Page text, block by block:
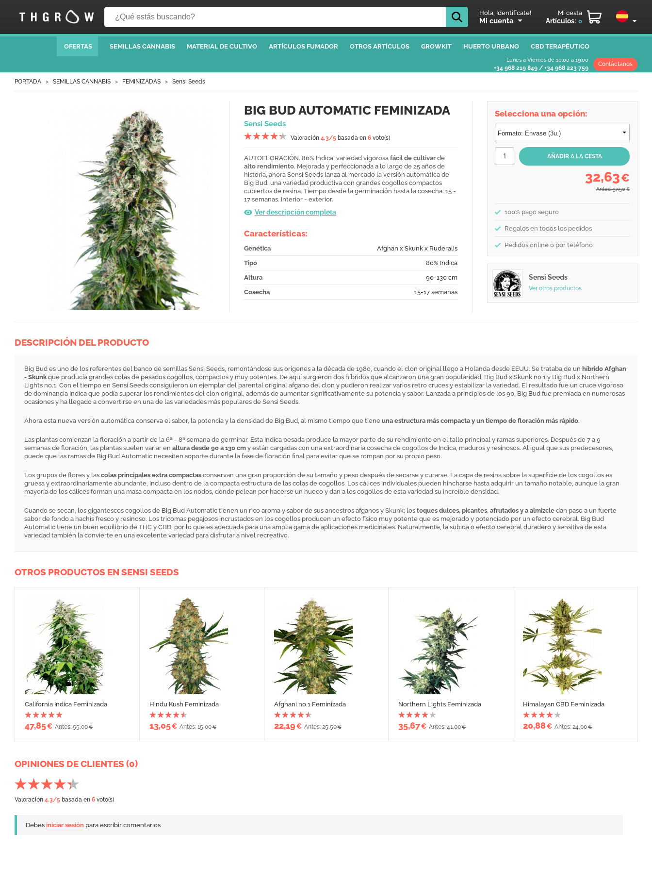
Hola, Identifícate!
Mi cuenta
Mi cesta
Artículos: 0
OFERTAS SEMILLAS CANNABIS MATERIAL DE CULTIVO ARTÍCULOS FUMADOR OTROS ARTÍCULOS GROWKIT HUERTO URBANO CBD TERAPÉUTICO
Lunes a Viernes de 10:00 a 19:00
+34 968 219 849 / +34 968 223 759
Contáctanos
PORTADA SEMILLAS CANNABIS FEMINIZADAS Sensi Seeds
BIG BUD AUTOMATIC FEMINIZADA
Sensi Seeds
Valoración 4.3/5 basada en 6 voto(s)
AUTOFLORACIÓN. 80% Indica, variedad vigorosa fácil de cultivar de
alto rendimiento. Mejorada y perfeccionada a lo largo de 25 años de
historia, ahora Sensi Seeds lanza al mercado la versión automática de
Big Bud, una variedad productiva con grandes cogollos compactos
cubiertos de resina. Tiempo desde la germinación hasta la cosecha: 15 -
17 semanas. Interior - exterior.
Ver descripción completa
Características:
Genética
Afghan x Skunk x Ruderalis
Tipo
80% Indica
Altura
90-130 cm
Cosecha
15-17 semanas
Selecciona una opción:
32,63€
Antes: 37,50 €
100% pago seguro
Regalos en todos los pedidos
Pedidos online o por teléfono
Sensi Seeds
Ver otros productos
DESCRIPCIÓN DEL PRODUCTO
Big Bud es uno de los referentes del banco de semillas Sensi Seeds, remontándose sus orígenes a la década de 1980, cuando el clon original llego a Holanda desde EEUU. Se trataba de un híbrido Afghan
- Skunk que producía grandes colas de pesados cogollos, compactos y muy potentes. De aquí surgieron dos híbridos que alcanzaron una gran popularidad, Big Bud x Skunk no.1 y Big Bud x Northern
Lights no.1. Con el tiempo en Sensi Seeds consiguieron un ejemplar del parental original afgano del clon y pudieron realizar varios retro cruces y estabilizar la variedad. El resultado fue un cruce vigoroso
de dominancia Indica que podía superar los rendimientos del clon original, además de aumentar significativamente su potencia y sabor. Lanzada a principios de los 90, Big Bud fue premiada en numerosas
ocasiones y ha llegado a convertirse en una de las variedades más populares de Sensi Seeds.
Ahora esta nueva versión automática conserva el sabor, la potencia y la densidad de Big Bud, al mismo tiempo que tiene una estructura más compacta y un tiempo de floración más rápido.
Las plantas comienzan la floración a partir de la 6ª - 8ª semana de germinar. Esta Indica pesada produce la mayor parte de su rendimiento en el tallo principal y ramas superiores. Después de 7 a 9
semanas de floración, las plantas suelen variar en altura desde 90 a 130 cm y están cargadas con una extraordinaria cosecha de cogollos de Indica, maduros y resinosos. Al igual que sus predecesores,
puede que las ramas de Big Bud Automatic necesiten soporte durante la fase de floración final para evitar que se rompan por su propio peso.
Los grupos de flores y las colas principales extra compactas conservan una gran proporción de su tamaño y peso después de secarse y curarse. La capa de resina sobre la superficie de los cogollos es
gruesa y extraordinariamente abundante, incluso dentro de la compacta estructura de las colas de cogollos. Los cálices individuales pueden hincharse hasta adquirir un tamaño notable, aunque la gran
mayoría de los cálices forman una masa compacta en los nodos, donde pelean por hacerse un hueco y dan a los cogollos de esta variedad su increíble densidad.
Cuando se secan, los gigantescos cogollos de Big Bud Automatic tienen un rico aroma y sabor de sus ancestros afganos y Skunk; los toques dulces, picantes, afrutados y a almizcle dan paso a un fuerte
sabor de fondo a hachís fresco y resinoso. Los tricomas pegajosos incrustados en los cogollos producen un efecto físico muy potente que es mejorado y potenciado por un efecto cerebral. Big Bud
Automatic tiene un buen equilibrio de THC y CBD, por lo que es adecuada para una amplia gama de aplicaciones medicinales. Naturalmente, la subida o efecto cerebral duradero y sensitiva de esta
variedad también la convierte en una excelente variedad para disfrutar a nivel recreativo.
OTROS PRODUCTOS EN SENSI SEEDS
California Indica Feminizada
47,85€ Antes: 55,00€
Hindu Kush Feminizada
13,05€ Antes: 15,00€
Afghani no.1 Feminizada
22,19€ Antes: 25,50€
Northern Lights Feminizada
35,67€ Antes: 41,00€
Himalayan CBD Feminizada
20,88€ Antes: 24,00€
OPINIONES DE CLIENTES (0)
Valoración 4.3/5 basada en 6 voto(s)
Debes iniciar sesión para escribir comentarios